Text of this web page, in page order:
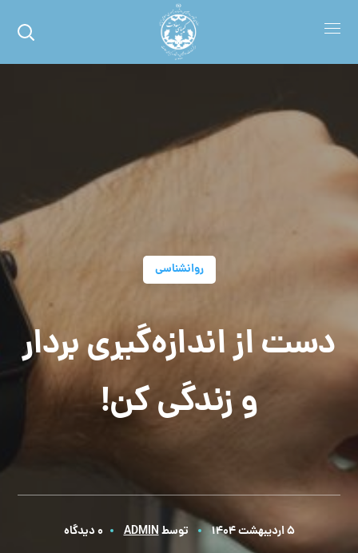
روانشناسی
دست از اندازه‌گیری بردار
و زندگی کن!
5 اردیبهشت 1404 توسطADMIN 0 دیدگاه